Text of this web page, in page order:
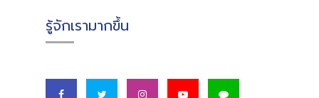
รู้จักเรามากขึ้น